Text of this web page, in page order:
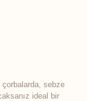
çorbalarda, sebze
ideal bir